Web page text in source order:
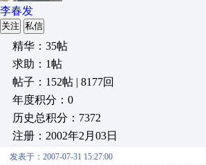
李春发
关注 私信
精华：35帖
求助：1帖
帖子：152帖 | 8177回
年度积分：0
历史总积分：7372
注册：2002年2月03日
发表于：2007-07-31 15:27:00